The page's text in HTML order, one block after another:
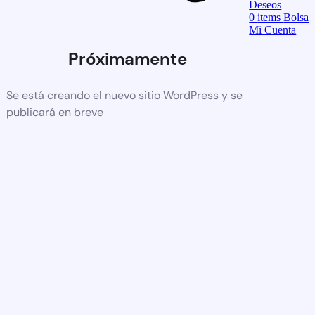
Próximamente
Se está creando el nuevo sitio WordPress y se
publicará en breve
Deseos
0items Bolsa
Mi Cuenta